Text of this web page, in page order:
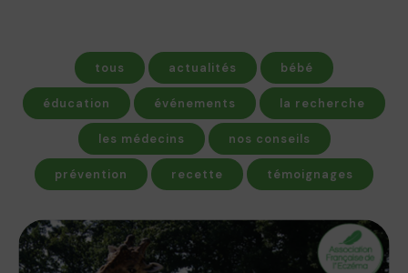
tous actualités bébé
éducation événements la recherche
les médecins nos conseils
prévention recette témoignages